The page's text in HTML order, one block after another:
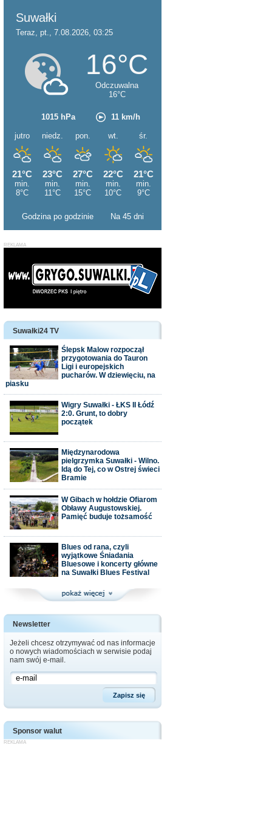
Godzina po godzinie Na 45 dni
Suwałki24 TV
Ślepsk Malow rozpoczął
przygotowania do Tauron
Ligi i europejskich
pucharów. W dziewięciu, na
piasku
Wigry Suwałki - ŁKS II Łódź
2:0. Grunt, to dobry
początek
Międzynarodowa
pielgrzymka Suwałki - Wilno.
Idą do Tej, co w Ostrej świeci
Bramie
W Gibach w hołdzie Ofiarom
Obławy Augustowskiej.
Pamięć buduje tożsamość
Blues od rana, czyli
wyjątkowe Śniadania
Bluesowe i koncerty główne
na Suwałki Blues Festival
Newsletter
Jeżeli chcesz otrzymywać od nas informacje
o nowych wiadomościach w serwisie podaj
nam swój e-mail.
Sponsor walut